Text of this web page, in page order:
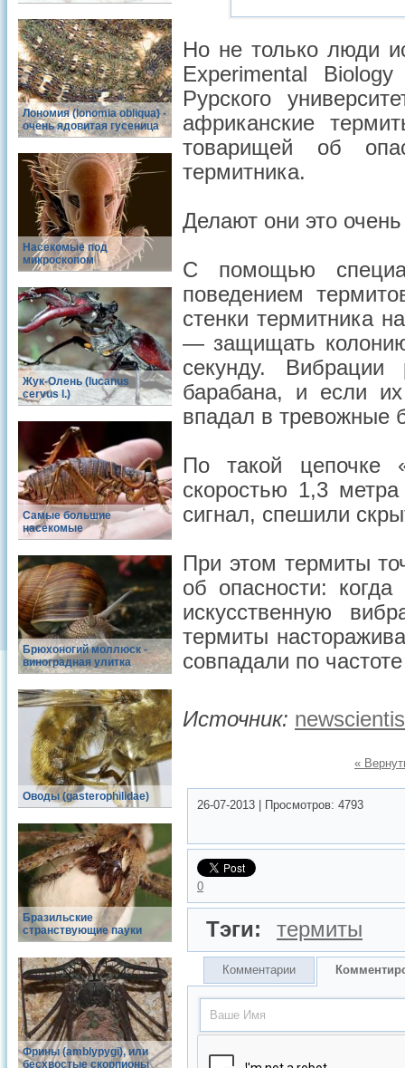
Лономия (lonomia obliqua) -
очень ядовитая гусеница
Насекомые под
микроскопом
Жук-Олень (lucanus
cervus l.)
Самые большие
насекомые
Брюхоногий моллюск -
виноградная улитка
Оводы (gasterophilidae)
Бразильские
странствующие пауки
Фрины (amblypygi), или
бесхвостые скорпионы
Но не только люди
Experimental
Рурского
африканские
товарищей об
термитника.
Делают они это
С помощью
поведением
стенки термитника
— защищать
секунду.
барабана, и если
впадал в тревожные
По такой цепочке
скоростью 1,3
сигнал, спешили
При этом термиты
об опасности:
искусственную
термиты
совпадали по
Источник:
«
26-07-2013 Просмотров: 4793
0
Тэги: термиты
Комментарии